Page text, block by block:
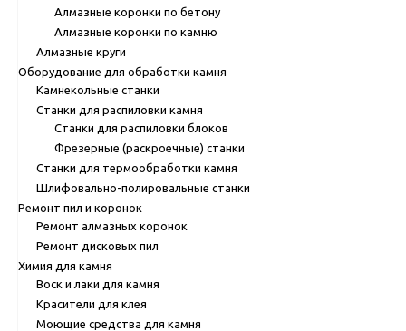
Алмазные коронки по бетону
Алмазные коронки по камню
Алмазные круги
Оборудование для обработки камня
Камнекольные станки
Станки для распиловки камня
Станки для распиловки блоков
Фрезерные (раскроечные) станки
Станки для термообработки камня
Шлифовально-полировальные станки
Ремонт пил и коронок
Ремонт алмазных коронок
Ремонт дисковых пил
Химия для камня
Воск и лаки для камня
Красители для клея
Моющие средства для камня